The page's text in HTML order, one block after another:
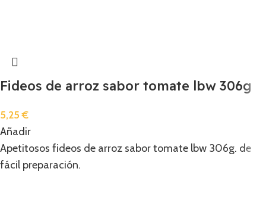
Fideos de arroz sabor tomate lbw 306g
5,25€
Añadir
Apetitosos fideos de arroz sabor tomate lbw 306g. de
fácil preparación.